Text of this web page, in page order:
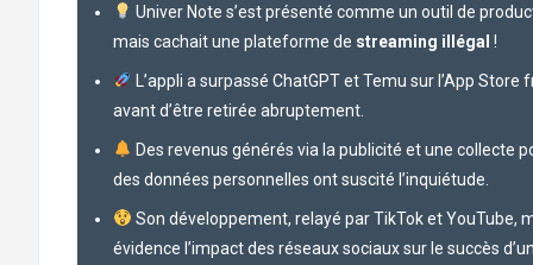
Univer Note s’est présenté comme un outil de
mais cachait une plateforme de streaming illégal !
L’appli a surpassé ChatGPT et Temu sur l’App Store
avant d’être retirée abruptement.
Des revenus générés via la publicité et une collecte
des données personnelles ont suscité l’inquiétude.
Son développement, relayé par TikTok et YouTube,
évidence l’impact des réseaux sociaux sur le succès